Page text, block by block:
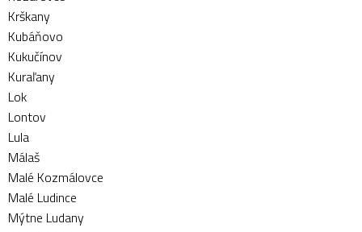
Krškany
Kubáňovo
Kukučínov
Kuraľany
Lok
Lontov
Lula
Málaš
Malé Kozmálovce
Malé Ludince
Mýtne Ludany